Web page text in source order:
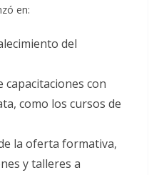
en:
del
capacitaciones con
como los cursos de
la oferta formativa,
y talleres a